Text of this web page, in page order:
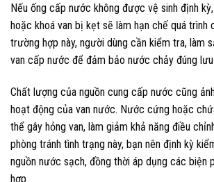
Nếu ống cấp nước không được vệ sinh định
hoặc khoá van bị kẹt sẽ làm hạn chế quá trình
trường hợp này, người dùng cần kiểm tra, làm
van cấp nước để đảm bảo nước chảy đúng
Chất lượng của nguồn cung cấp nước cũng
hoạt động của van nước. Nước cứng hoặc
thể gây hỏng van, làm giảm khả năng điều
phòng tránh tình trạng này, bạn nên định kỳ
nguồn nước sạch, đồng thời áp dụng các biện
hợp.